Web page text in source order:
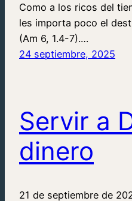
Como a los ricos del
les importa poco el
(Am 6, 1.4-7).…
24 septiembre, 2025
Servir a
dinero
21 de septiembre de